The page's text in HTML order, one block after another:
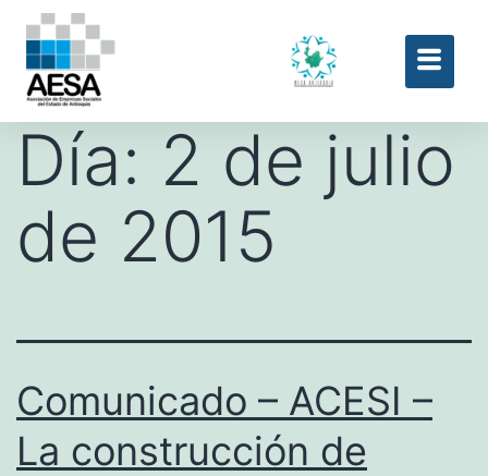
Día: 2 de julio
de 2015
Comunicado – ACESI –
La construcción de